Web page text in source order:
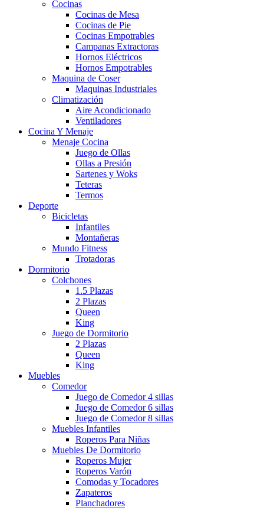
Cocinas
Cocinas de Mesa
Cocinas de Pie
Cocinas Empotrables
Campanas Extractoras
Hornos Eléctricos
Hornos Empotrables
Maquina de Coser
Maquinas Industriales
Climatización
Aire Acondicionado
Ventiladores
Cocina Y Menaje
Menaje Cocina
Juego de Ollas
Ollas a Presión
Sartenes y Woks
Teteras
Termos
Deporte
Bicicletas
Infantiles
Montañeras
Mundo Fitness
Trotadoras
Dormitorio
Colchones
1.5 Plazas
2 Plazas
Queen
King
Juego de Dormitorio
2 Plazas
Queen
King
Muebles
Comedor
Juego de Comedor 4 sillas
Juego de Comedor 6 sillas
Juego de Comedor 8 sillas
Muebles Infantiles
Roperos Para Niñas
Muebles De Dormitorio
Roperos Mujer
Roperos Varón
Comodas y Tocadores
Zapateros
Planchadores